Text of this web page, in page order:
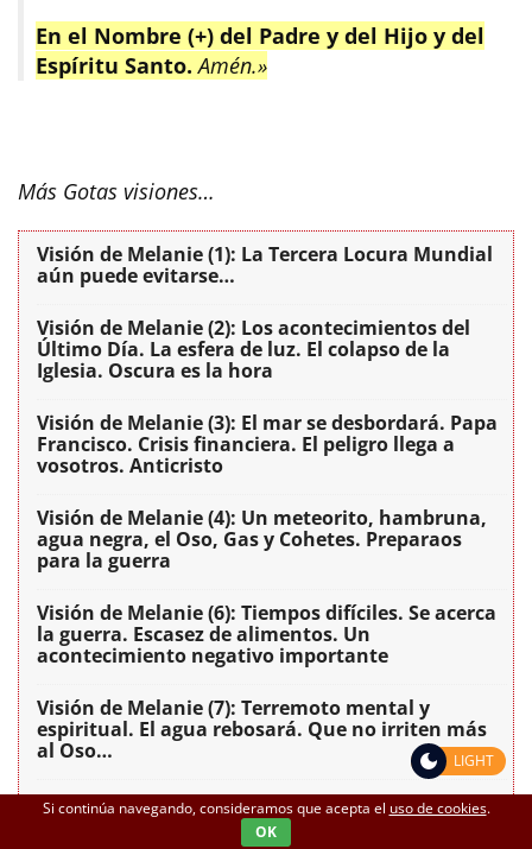
En el Nombre (+) del Padre y del Hijo y del
Espíritu Santo. Amén.»
Más Gotas visiones…
Visión de Melanie (1): La Tercera Locura Mundial
aún puede evitarse…
Visión de Melanie (2): Los acontecimientos del
Último Día. La esfera de luz. El colapso de la
Iglesia. Oscura es la hora
Visión de Melanie (3): El mar se desbordará. Papa
Francisco. Crisis financiera. El peligro llega a
vosotros. Anticristo
Visión de Melanie (4): Un meteorito, hambruna,
agua negra, el Oso, Gas y Cohetes. Preparaos
para la guerra
Visión de Melanie (6): Tiempos difíciles. Se acerca
la guerra. Escasez de alimentos. Un
acontecimiento negativo importante
Visión de Melanie (7): Terremoto mental y
espiritual. El agua rebosará. Que no irriten más
al Oso…
Visión de Melanie (8): El agua viene con los
aviones. La guerra llega a la Ciudad de las siete
Si continúa navegando, consideramos que acepta el uso de cookies.
OK
LIGHT